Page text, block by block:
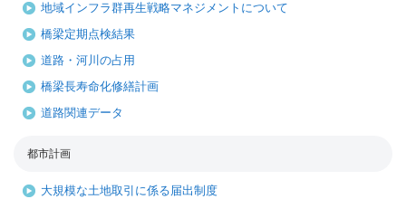
地域インフラ群再生戦略マネジメントについて
橋梁定期点検結果
道路・河川の占用
橋梁長寿命化修繕計画
道路関連データ
都市計画
大規模な土地取引に係る届出制度